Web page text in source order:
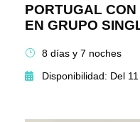
PORTUGAL
EN GRUPO
8 días y 7 noches
Disponibilidad: Del